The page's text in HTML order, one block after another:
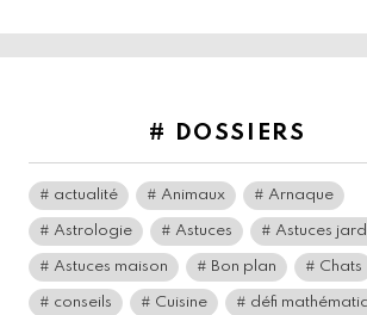
# DOSSIERS
actualité Animaux Arnaque
Astrologie Astuces Astuces
Astuces maison Bon plan Chats
conseils Cuisine défi